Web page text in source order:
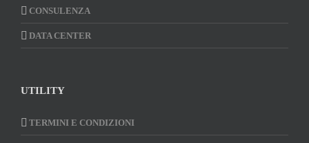
CONSULENZA
DATA CENTER
UTILITY
TERMINI E CONDIZIONI